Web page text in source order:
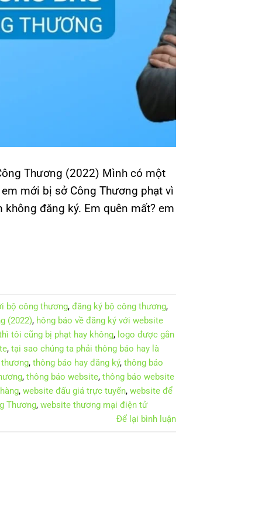
Thương (2022) Mình có một
mới bị sở Công Thương phạt vì
đăng ký. Em quên mất? em
bộ công thương, đăng ký bộ công thương,
(2022), hông báo về đăng ký với website
tôi cũng bị phạt hay không, logo được gắn
, tại sao chúng ta phải thông báo hay là
, thông báo hay đăng ký, thông báo
, thông báo website, thông báo website
, website đấu giá trực tuyến, website để
Thương, website thương mại điện tử
Để lại bình luận